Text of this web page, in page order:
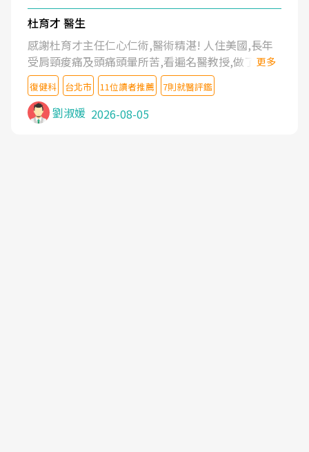
杜育才 醫生
感謝杜育才主任仁心仁術,醫術精湛! 人住美國,長年
受肩頸痠痛及頭痛頭暈所苦,看遍名醫教授,做了各種
檢查,也嘗試過西醫打針,中醫針灸及物理徒手治療都
沒有用,後來連吃到嗎啡類止痛藥都效果有限,只是壓
症狀,沒多久就痛起來,多年失眠嚴重影響生活品質.
台灣親友介紹忠孝醫院杜育才主任是頸頭症候群專
更多
復健科 台北市 11位讀者推薦 7則就醫評鑑
劉淑媛 2026-08-05